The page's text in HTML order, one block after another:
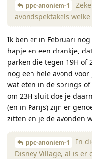
ppc-anoniem-1
avondspektakels
Ik ben er in Februari
hapje en een drankje,
parken die tegen 19H of
nog een hele avond
wat eten in de springs of
om 23H sluit doe je
(en in Parijs) zijn er
zitten en je de avonden
ppc-anoniem-1
In
Disney Village, al is er